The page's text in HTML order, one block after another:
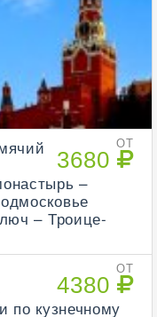
ОТ
3680
–
– Троице-
ОТ
4380
по кузнечному